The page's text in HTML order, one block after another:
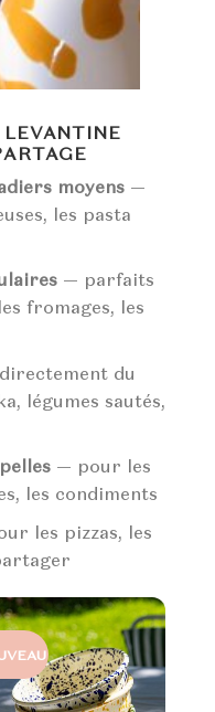
LEVANTINE
moyens—
les pasta
— parfaits
fromages, les
du
légumes sautés,
— pour les
les condiments
les pizzas, les